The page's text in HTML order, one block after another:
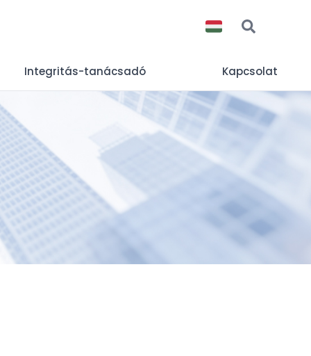
Integritás-tanácsadó Kapcsolat